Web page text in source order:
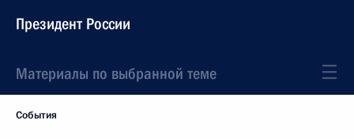
Президент России
Материалы по выбранной теме
События